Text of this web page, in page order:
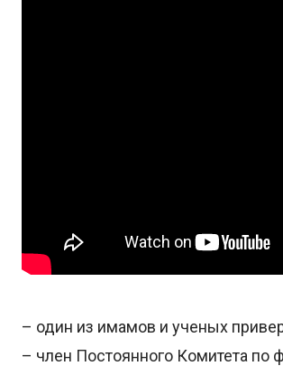
– один из имамов и ученых
– член Постоянного Комитета по